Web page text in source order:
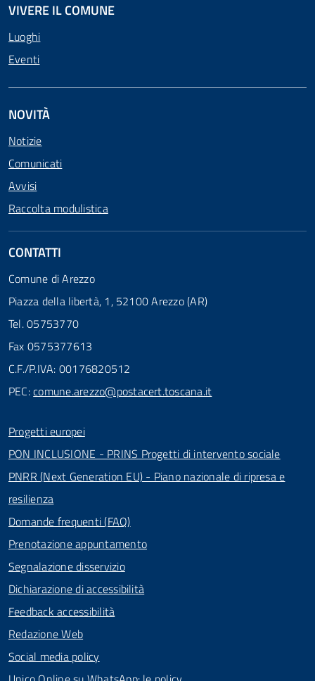
VIVERE IL COMUNE
Luoghi
Eventi
NOVITÀ
Notizie
Comunicati
Avvisi
Raccolta modulistica
CONTATTI
Comune di Arezzo
Piazza della libertà, 1, 52100 Arezzo (AR)
Tel. 05753770
Fax 0575377613
C.F./P.IVA: 00176820512
PEC:comune.arezzo@postacert.toscana.it
Progetti europei
PON INCLUSIONE - PRINS Progetti di intervento sociale
PNRR (Next Generation EU) - Piano nazionale di ripresa e
resilienza
Domande frequenti (FAQ)
Prenotazione appuntamento
Segnalazione disservizio
Dichiarazione di accessibilità
Feedback accessibilità
Redazione Web
Social media policy